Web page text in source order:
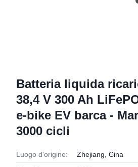
Batteria liquida
38,4 V 300 Ah
e-bike EV barca -
3000 cicli
Luogo d'origine: Zhejiang, Cina